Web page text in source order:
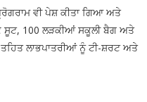
ਵੀ ਪੇਸ਼ ਕੀਤਾ ਗਿਆ ਅਤੇ
ਸੂਟ, 100 ਲੜਕੀਆਂ ਸਕੂਲੀ ਬੈਗ ਅਤੇ
ਲਾਭਪਾਤਰੀਆਂ ਨੂੰ ਟੀ-ਸ਼ਰਟ ਅਤੇ